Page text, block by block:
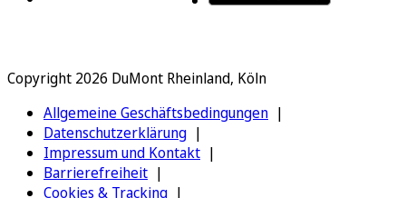
Copyright 2026 DuMont Rheinland, Köln
Allgemeine Geschäftsbedingungen
Datenschutzerklärung
Impressum und Kontakt
Barrierefreiheit
Cookies & Tracking